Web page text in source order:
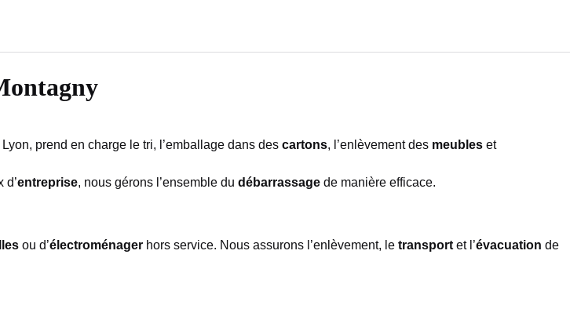
prend en charge le tri, l’emballage dans des cartons, l’enlèvement des meubles et
d’entreprise, nous gérons l’ensemble du débarrassage de manière efficace.
ou d’électroménager hors service. Nous assurons l’enlèvement, le transport et l’évacuation de